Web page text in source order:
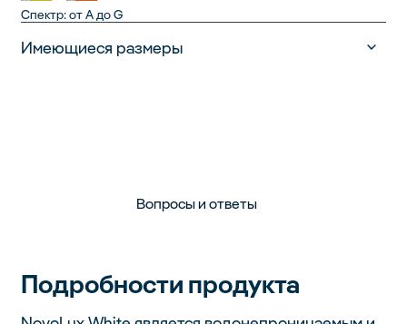
Спектр: от A до G
Имеющиеся размеры
Вопросы и ответы
Подробности продукта